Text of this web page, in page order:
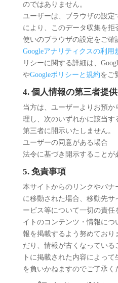
のではありません。
ユーザーは、ブラウザの設定
により、このデータ収集を
使いのブラウザの設定をご確
Googleアナリティクスの利用
リシーに関する詳細は、
やGoogleポリシーと規約をご
4. 個人情報の第三者提供
当方は、ユーザーよりお預
理し、次のいずれかに該当す
第三者に開示いたしません。
ユーザーの同意がある場合
法令に基づき開示することが
5. 免責事項
本サイトからのリンクやバナ
に移動された場合、移動先
ービス等について一切の責
イトのコンテンツ・情報に
報を掲載するよう努めており
だり、情報が古くなっている
トに掲載された内容によっ
を負いかねますのでご了承く